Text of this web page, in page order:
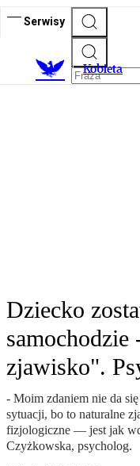
Serwisy
Kobieta
Dziecko
samochodzie
zjawisko".
- Moim zdaniem nie da
sytuacji, bo to naturalne
fizjologiczne — jest jak
Czyżkowska, psycholog.